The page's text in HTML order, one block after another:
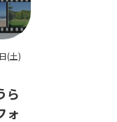
(土)
ら
ォ